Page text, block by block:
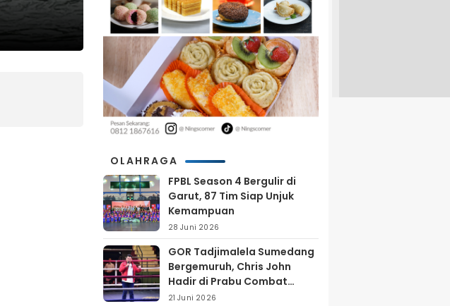
OLAHRAGA
FPBL Season 4 Bergulir di
Garut, 87 Tim Siap Unjuk
Kemampuan
28 Juni 2026
GOR Tadjimalela Sumedang
Bergemuruh, Chris John
Hadir di Prabu Combat
Series 2026
21 Juni 2026